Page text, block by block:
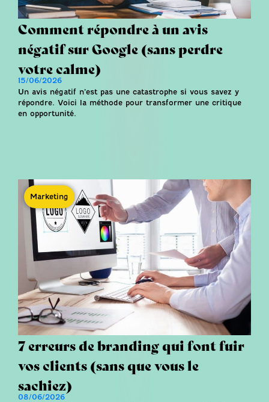
Comment répondre à un avis
négatif sur Google (sans perdre
votre calme)
15/06/2026
Un avis négatif n’est pas une catastrophe si vous savez y
répondre. Voici la méthode pour transformer une critique
en opportunité.
Marketing
7 erreurs de branding qui font fuir
vos clients (sans que vous le
sachiez)
08/06/2026